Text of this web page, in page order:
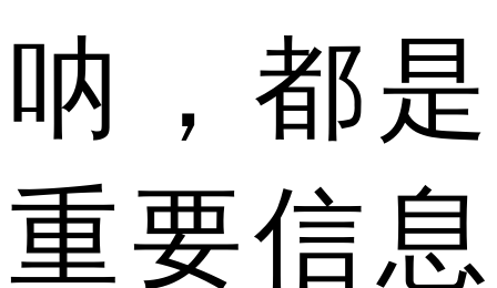
呐，都是
重要信息